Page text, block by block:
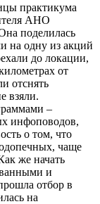
практикума
АНО
поделилась
на одну из акций
до локации,
от
отснять
взяли.
–
инфоповодов,
о том, что
чаще
же начать
и
отбор в
на